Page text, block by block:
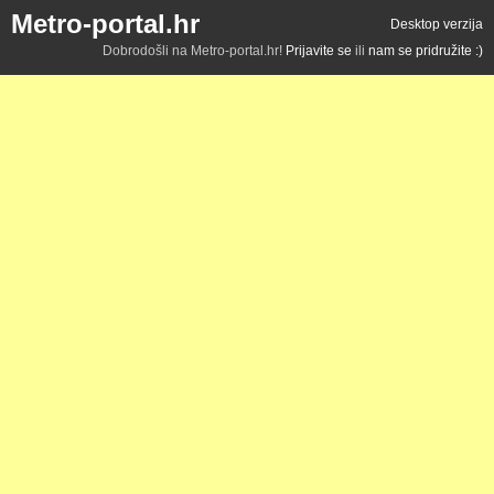
Metro-portal.hr
Desktop verzija
Dobrodošli na Metro-portal.hr! Prijavite se ili nam se pridružite :)